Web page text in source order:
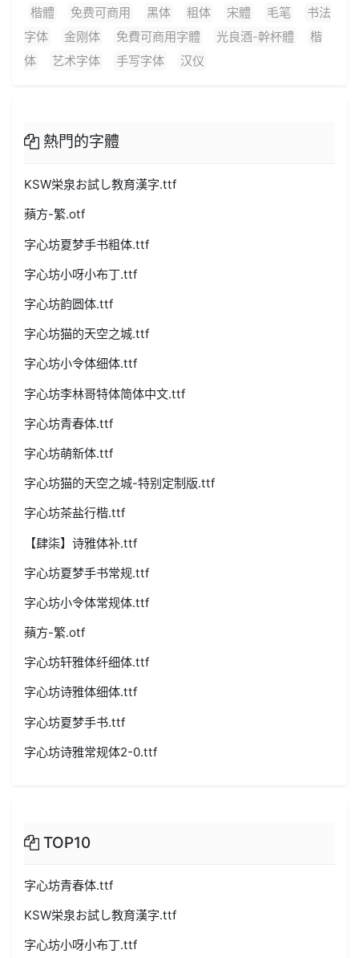
楷體 免费可商用 黑体 粗体 宋體 毛笔
书法
字体
金刚体 免費可商用字體 光良酒-幹杯體
楷
体
艺术字体 手写字体 汉仪
熱門的字體
KSW栄泉お試し教育漢字.ttf
蘋方-繁.otf
字心坊夏梦手书粗体.ttf
字心坊小呀小布丁.ttf
字心坊韵圆体.ttf
字心坊猫的天空之城.ttf
字心坊小令体细体.ttf
字心坊李林哥特体简体中文.ttf
字心坊青春体.ttf
字心坊萌新体.ttf
字心坊猫的天空之城-特别定制版.ttf
字心坊茶盐行楷.ttf
【肆柒】诗雅体补.ttf
字心坊夏梦手书常规.ttf
字心坊小令体常规体.ttf
蘋方-繁.otf
字心坊轩雅体纤细体.ttf
字心坊诗雅体细体.ttf
字心坊夏梦手书.ttf
字心坊诗雅常规体2-0.ttf
TOP10
字心坊青春体.ttf
KSW栄泉お試し教育漢字.ttf
字心坊小呀小布丁.ttf